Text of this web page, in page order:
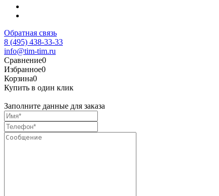
Обратная связь
8 (495) 438-33-33
info@tim-tim.ru
Сравнение0
Избранное0
Корзина0
Купить в один клик
Заполните данные для заказа